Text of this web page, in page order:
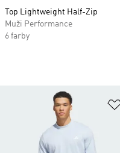
Top Lightweight Half-Zip
Muži Performance
6 farby